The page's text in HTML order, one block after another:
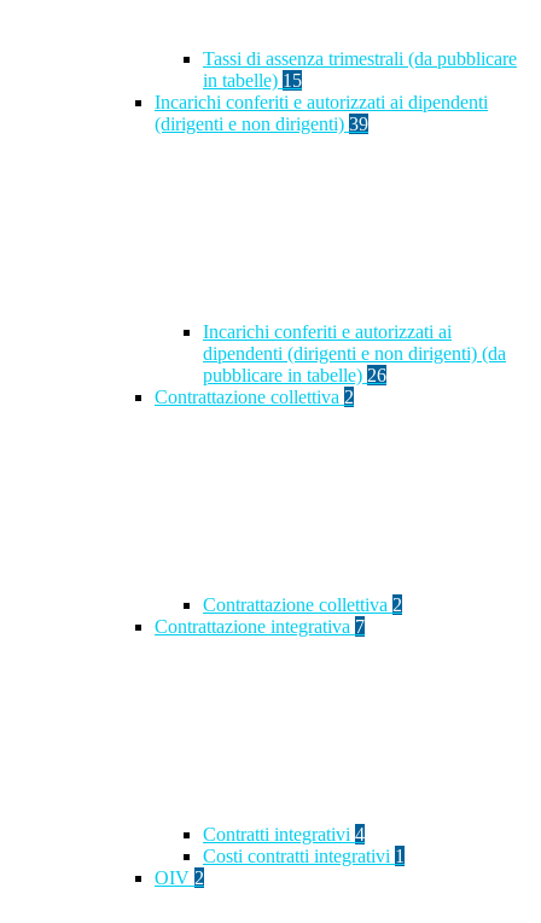
Tassi di assenza trimestrali (da pubblicare
in tabelle) 15
Incarichi conferiti e autorizzati ai dipendenti
(dirigenti e non dirigenti) 39
Incarichi conferiti e autorizzati ai
dipendenti (dirigenti e non dirigenti) (da
pubblicare in tabelle) 26
Contrattazione collettiva 2
Contrattazione collettiva 2
Contrattazione integrativa 7
Contratti integrativi 4
Costi contratti integrativi 1
OIV 2